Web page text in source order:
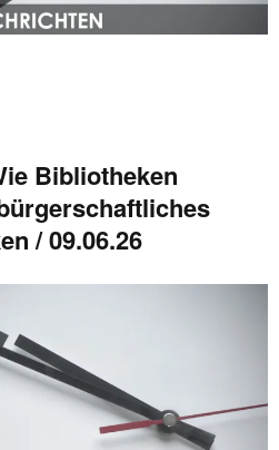
Bibliotheken
/ 09.06.26